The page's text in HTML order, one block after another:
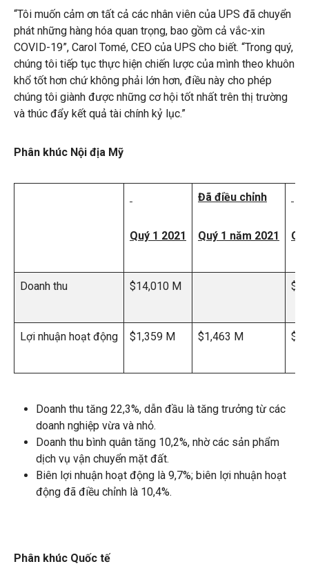
“Tôi muốn cảm ơn tất cả các nhân viên của UPS đã chuyển
phát những hàng hóa quan trọng, bao gồm cả vắc-xin
COVID-19”, Carol Tomé, CEO của UPS cho biết. “Trong quý,
chúng tôi tiếp tục thực hiện chiến lược của mình theo khuôn
khổ tốt hơn chứ không phải lớn hơn, điều này cho phép
chúng tôi giành được những cơ hội tốt nhất trên thị trường
và thúc đẩy kết quả tài chính kỷ lục.”
Phân khúc Nội địa Mỹ
Quý 1 2021
Đã điều chỉnh
Quý 1 năm 2021
Doanh thu $14,010 M
Lợi nhuận hoạt động $1,359 M $1,463 M
Doanh thu tăng 22,3%, dẫn đầu là tăng trưởng từ các
doanh nghiệp vừa và nhỏ.
Doanh thu bình quân tăng 10,2%, nhờ các sản phẩm
dịch vụ vận chuyển mặt đất.
Biên lợi nhuận hoạt động là 9,7%; biên lợi nhuận hoạt
động đã điều chỉnh là 10,4%.
Phân khúc Quốc tế